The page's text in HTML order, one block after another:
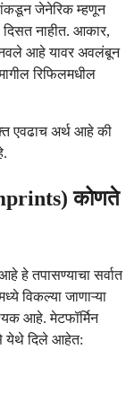
जेनेरिक म्हणून
नाहीत. आकार,
आहे यावर अवलंबून
रिफिलमधील
एवढाच अर्थ आहे की
कोणते
हे तपासण्याचा सर्वात
विकल्या जाणाऱ्या
आहे. मेटफॉर्मिन
येथे दिले आहेत: